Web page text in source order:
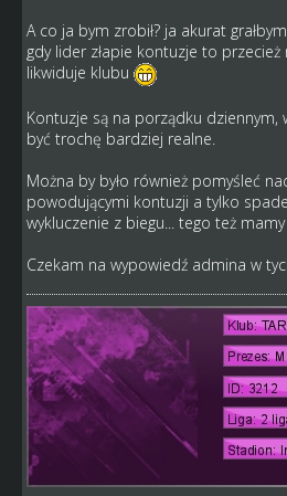
A co ja bym zrobił? ja akurat
gdy lider złapie kontuzje to
likwiduje klubu
Kontuzje są na porządku dziennym,
być trochę bardziej realne.
Można by było również pomyśleć
powodującymi kontuzji a tylko
wykluczenie z biegu... tego też
Czekam na wypowiedź admina w